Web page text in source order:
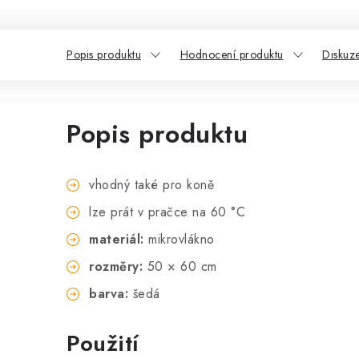
Popis produktu Hodnocení produktu
Popis produktu
vhodný také pro koně
lze prát v pračce na 60 °C
materiál: mikrovlákno
rozměry: 50 × 60 cm
barva: šedá
Použití